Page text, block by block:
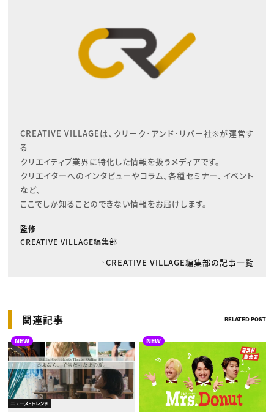
CREATIVE VILLAGEは、クリーク･アンド･リバー社※が運営す
る
クリエイティブ業界に特化した情報を扱うメディアです。
クリエイターへのインタビューやコラム、各種セミナー、イベント
など、
ここでしか知ることのできない情報をお届けします。
監修
CREATIVE VILLAGE編集部
CREATIVE VILLAGE編集部の記事一覧
関連記事 RELATED POST
NEW
ニュース・トレンド
NEW